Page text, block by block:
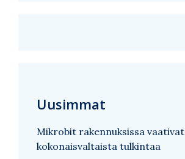
Uusimmat
Mikrobit rakennuksissa vaativat
kokonaisvaltaista tulkintaa